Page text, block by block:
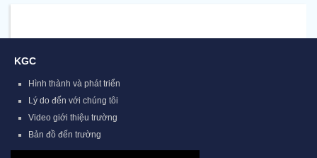
KGC
Hình thành và phát triển
Lý do đến với chúng tôi
Video giới thiệu trường
Bản đồ đến trường